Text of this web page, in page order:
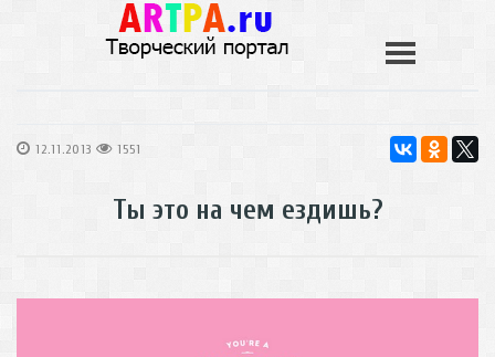
12.11.2013 1551
Ты это на чем ездишь?